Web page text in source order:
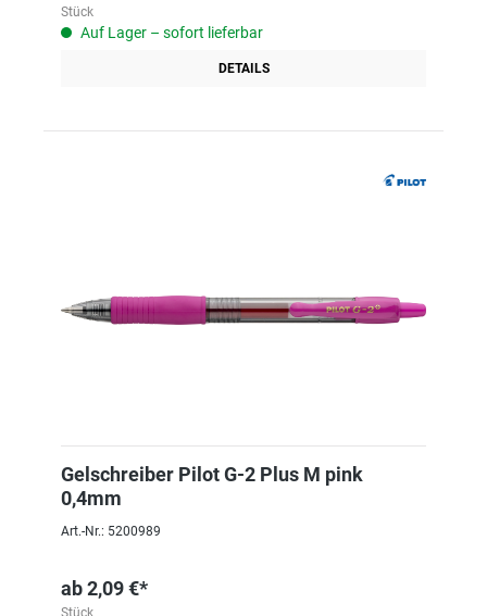
Stück
Auf Lager – sofort lieferbar
DETAILS
Gelschreiber Pilot G-2 Plus M pink
0,4mm
Art.-Nr.: 5200989
ab2,09 €*
Stück